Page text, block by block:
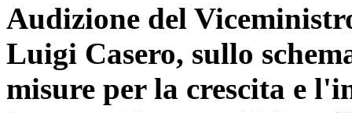
Audizione del
Luigi Casero, sullo
misure per la crescita e